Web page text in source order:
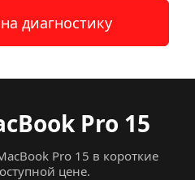
диагностику
Pro 15
Pro 15 в короткие
цене.